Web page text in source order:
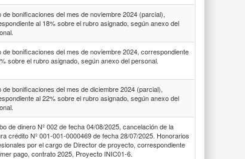
de bonificaciones del mes de noviembre 2024 (parcial),
al 18% sobre el rubro asignado, según anexo del
de bonificaciones del mes de noviembre 2024, correspondiente
sobre el rubro asignado, según anexo del personal.
de bonificaciones del mes de diciembre 2024 (parcial),
al 22% sobre el rubro asignado, según anexo del
de dinero Nº 002 de fecha 04/08/2025, cancelación de la
crédito Nº 001-001-0000469 de fecha 28/07/2025. Honorarios
por el cargo de Director de proyecto, correspondiente
pago, contrato 2025, Proyecto INIC01-6.